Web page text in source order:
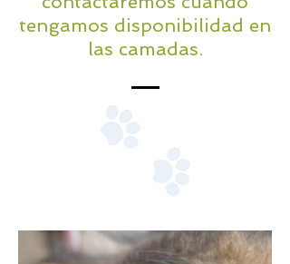
tengamos disponibilidad en
las camadas.